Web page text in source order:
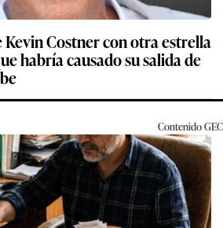
Kevin Costner con otra estrella
habría causado su salida de
ContenidoGEC